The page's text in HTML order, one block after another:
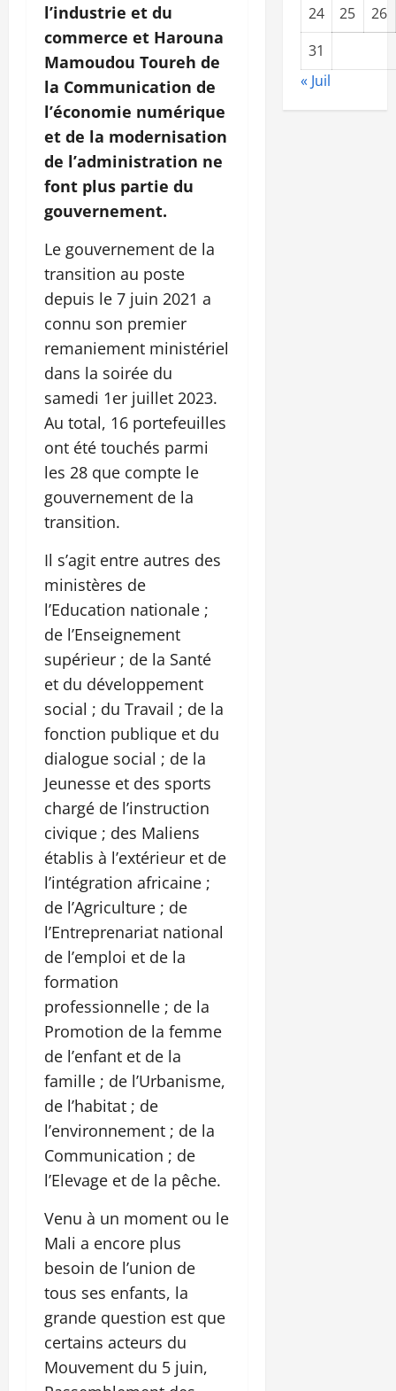
l’industrie et du
commerce et Harouna
Mamoudou Toureh de
la Communication de
l’économie numérique
et de la modernisation
de l’administration ne
font plus partie du
gouvernement.
Le gouvernement de la
transition au poste
depuis le 7 juin 2021 a
connu son premier
remaniement ministériel
dans la soirée du
samedi 1er juillet 2023.
Au total, 16 portefeuilles
ont été touchés parmi
les 28 que compte le
gouvernement de la
transition.
Il s’agit entre autres des
ministères de
l’Education nationale ;
de l’Enseignement
supérieur ; de la Santé
et du développement
social ; du Travail ; de la
fonction publique et du
dialogue social ; de la
Jeunesse et des sports
chargé de l’instruction
civique ; des Maliens
établis à l’extérieur et de
l’intégration africaine ;
de l’Agriculture ; de
l’Entreprenariat national
de l’emploi et de la
formation
professionnelle ; de la
Promotion de la femme
de l’enfant et de la
famille ; de l’Urbanisme,
de l’habitat ; de
l’environnement ; de la
Communication ; de
l’Elevage et de la pêche.
Venu à un moment ou le
Mali a encore plus
besoin de l’union de
tous ses enfants, la
grande question est que
certains acteurs du
Mouvement du 5 juin,
24
25
26
31
« Juil